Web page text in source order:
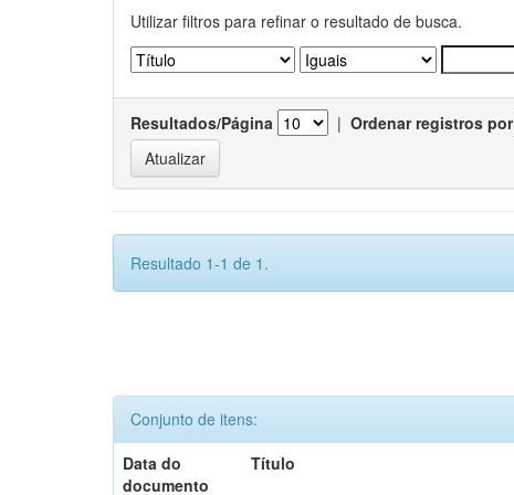
Utilizar filtros para refinar o resultado de busca.
Resultados/Página | Ordenar registros por
Resultado 1-1 de 1.
Conjunto de itens:
Data do
documento
Título